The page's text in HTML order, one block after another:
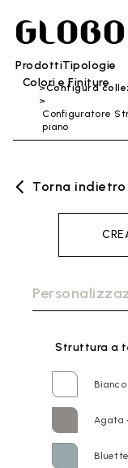
ProdottiTipologie
Colori e Finiture
Configura
Configuratore
piano
Torna indietro
Struttura a
Agata